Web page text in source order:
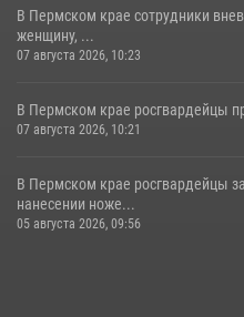
В Пермском крае сотрудники
женщину, ...
07 августа 2026, 10:23
В Пермском крае росгвардейцы
07 августа 2026, 10:21
В Пермском крае росгвардейцы
нанесении ноже...
05 августа 2026, 09:56